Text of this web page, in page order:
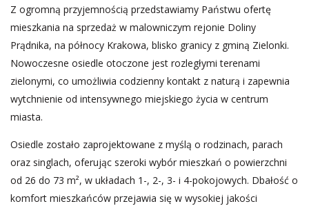
Z ogromną przyjemnością przedstawiamy Państwu ofertę
mieszkania na sprzedaż w malowniczym rejonie Doliny
Prądnika, na północy Krakowa, blisko granicy z gminą Zielonki.
Nowoczesne osiedle otoczone jest rozległymi terenami
zielonymi, co umożliwia codzienny kontakt z naturą i zapewnia
wytchnienie od intensywnego miejskiego życia w centrum
miasta.
Osiedle zostało zaprojektowane z myślą o rodzinach, parach
oraz singlach, oferując szeroki wybór mieszkań o powierzchni
od 26 do 73 m², w układach 1-, 2-, 3- i 4-pokojowych. Dbałość o
komfort mieszkańców przejawia się w wysokiej jakości